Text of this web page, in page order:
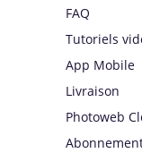
FAQ
Tutoriels
App Mobile
Livraison
Photoweb